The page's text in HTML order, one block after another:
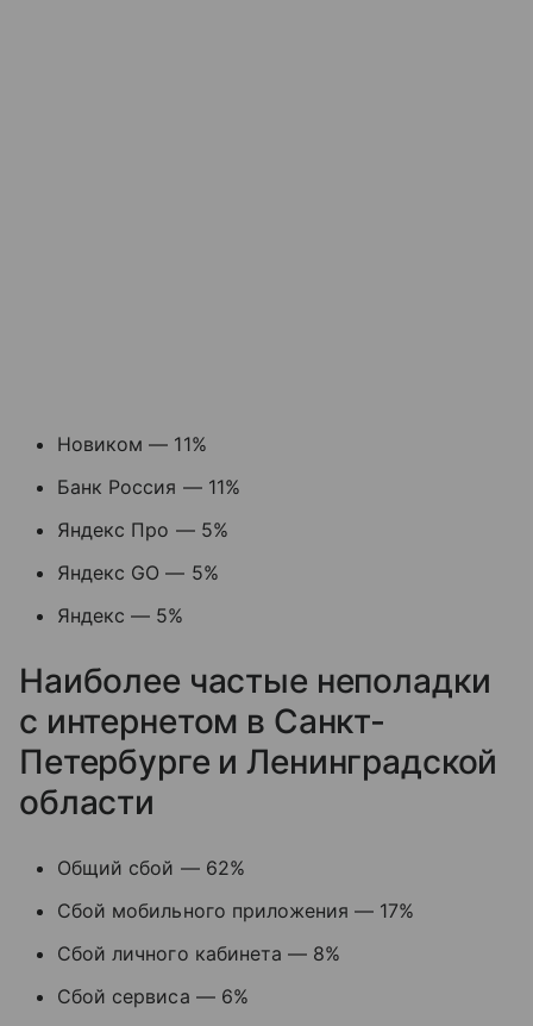
Новиком — 11%
Банк Россия — 11%
Яндекс Про — 5%
Яндекс GO — 5%
Яндекс — 5%
Наиболее частые неполадки
с интернетом в Санкт-
Петербурге и Ленинградской
области
Общий сбой — 62%
Сбой мобильного приложения — 17%
Сбой личного кабинета — 8%
Сбой сервиса — 6%